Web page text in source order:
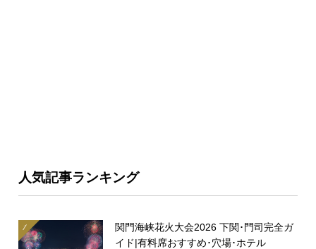
人気記事ランキング
関門海峡花火大会2026 下関･門司完全ガ
イド|有料席おすすめ･穴場･ホテル